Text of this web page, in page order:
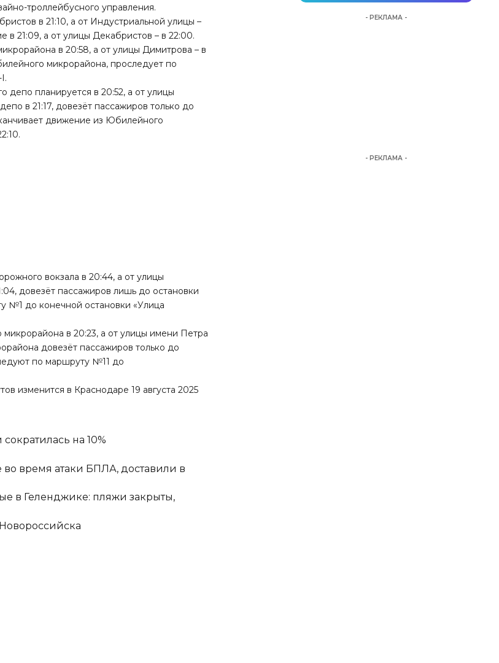
троллейбусного управления.
в 21:10, а от Индустриальной улицы –
21:09, а от улицы Декабристов – в 22:00.
в 20:58, а от улицы Димитрова – в
микрорайона, проследует по
депо планируется в 20:52, а от улицы
в 21:17, довезёт пассажиров только до
движение из Юбилейного
вокзала в 20:44, а от улицы
довезёт пассажиров лишь до остановки
№1 до конечной остановки «Улица
в 20:23, а от улицы имени Петра
довезёт пассажиров только до
по маршруту №11 до
изменится в Краснодаре 19 августа 2025
на 10%
время атаки БПЛА, доставили в
в Геленджике: пляжи закрыты,
- РЕКЛАМА -
- РЕКЛАМА -